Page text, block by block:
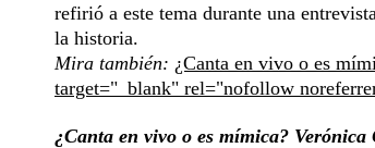
refirió a este tema durante una
la historia.
Mira también: ¿Canta en vivo o es
target="_blank" rel="nofollow
¿Canta en vivo o es mímica?